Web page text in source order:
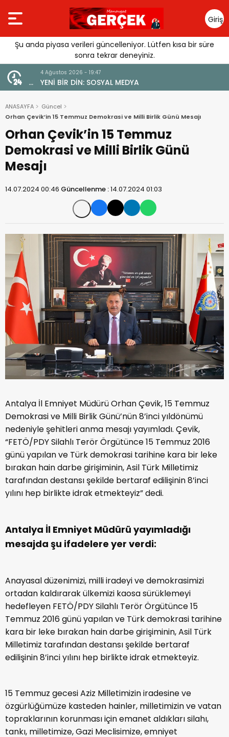
Giriş
Yap
Şu anda piyasa verileri güncelleniyor. Lütfen kısa bir süre
sonra tekrar deneyiniz.
4 Ağustos 2026 - 19:47
YENİ BİR DİN: SOSYAL MEDYA
ANASAYFA
Güncel
Orhan Çevik’in 15 Temmuz Demokrasi ve Milli Birlik Günü Mesajı
Orhan Çevik’in 15 Temmuz
Demokrasi ve Milli Birlik Günü
Mesajı
14.07.2024 00:46 Güncellenme :14.07.2024 01:03
Antalya İl Emniyet Müdürü Orhan Çevik, 15 Temmuz
Demokrasi ve Milli Birlik Günü’nün 8’inci yıldönümü
nedeniyle şehitleri anma mesajı yayımladı. Çevik,
“FETÖ/PDY Silahlı Terör Örgütünce 15 Temmuz 2016
günü yapılan ve Türk demokrasi tarihine kara bir leke
bırakan hain darbe girişiminin, Asil Türk Milletimiz
tarafından destansı şekilde bertaraf edilişinin 8’inci
yılını hep birlikte idrak etmekteyiz” dedi.
Antalya İl Emniyet Müdürü yayımladığı
mesajda şu ifadelere yer verdi:
Anayasal düzenimizi, milli iradeyi ve demokrasimizi
ortadan kaldırarak ülkemizi kaosa sürüklemeyi
hedefleyen FETÖ/PDY Silahlı Terör Örgütünce 15
Temmuz 2016 günü yapılan ve Türk demokrasi tarihine
kara bir leke bırakan hain darbe girişiminin, Asil Türk
Milletimiz tarafından destansı şekilde bertaraf
edilişinin 8’inci yılını hep birlikte idrak etmekteyiz.
15 Temmuz gecesi Aziz Milletimizin iradesine ve
özgürlüğümüze kasteden hainler, milletimizin ve vatan
topraklarının korunması için emanet aldıkları silahı,
tankı, milletimize, Gazi Meclisimize, emniyet